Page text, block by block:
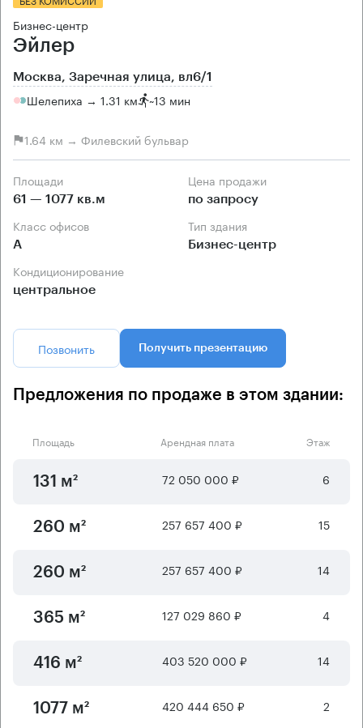
Бизнес-центр
Эйлер
Москва, Заречная улица, вл6/1
Шелепиха → 1.31 км ~13 мин
1.64 км → Филевский бульвар
Площади
61 — 1077 кв.м
Цена продажи
по запросу
Класс офисов
А
Тип здания
Бизнес-центр
Кондиционирование
центральное
Позвонить Получить презентацию
Предложения по продаже в этом здании:
Площадь Арендная плата Этаж
131 м² 72 050 000 ₽ 6
260 м² 257 657 400 ₽ 15
260 м² 257 657 400 ₽ 14
365 м² 127 029 860 ₽ 4
416 м² 403 520 000 ₽ 14
1077 м² 420 444 650 ₽ 2